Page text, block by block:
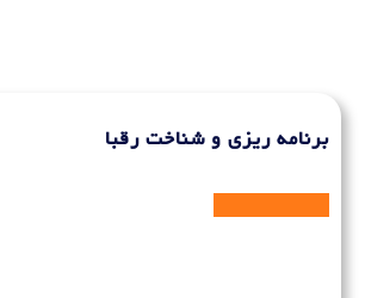
برنامه ریزی و شناخت رقبا